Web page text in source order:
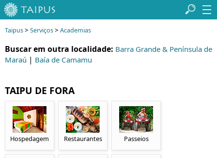
Taipus> Serviços> Academias
Buscar em outra localidade: Barra Grande & Península de
Maraú | Baía de Camamu
TAIPU DE FORA
Hospedagem Restaurantes Passeios